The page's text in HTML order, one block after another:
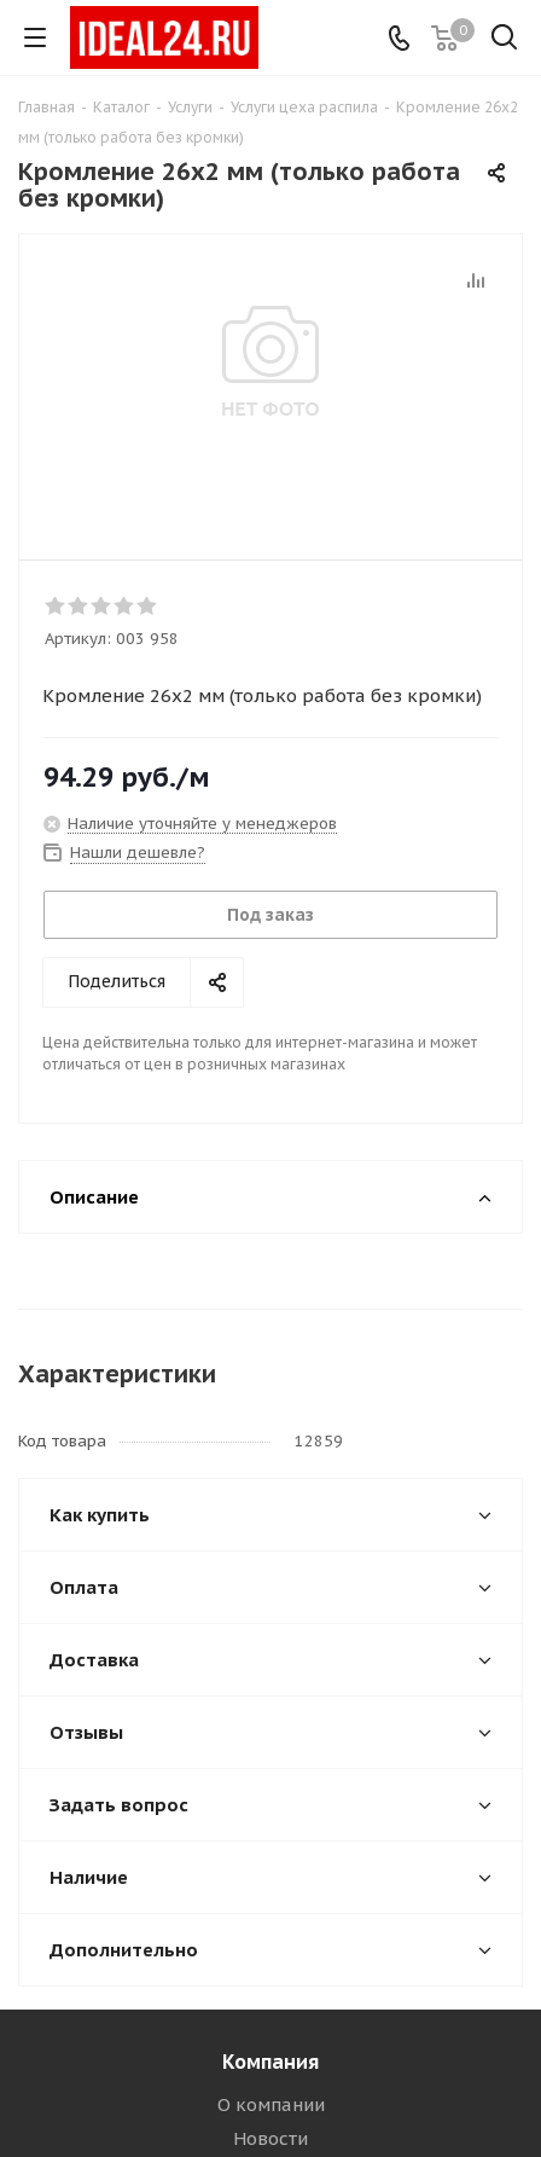
0
Главная - Каталог - Услуги - Услуги цеха распила - Кромление 26х2
мм (только работа без кромки)
Кромление 26х2 мм (только работа
без кромки)
Артикул: 003 958
Кромление 26х2 мм (только работа без кромки)
94.29 руб./м
Наличие уточняйте у менеджеров
Нашли дешевле?
Под заказ
Поделиться
Цена действительна только для интернет-магазина и может
отличаться от цен в розничных магазинах
Описание
Характеристики
Код товара 12859
Как купить
Оплата
Доставка
Отзывы
Задать вопрос
Наличие
Дополнительно
Компания
О компании
Новости